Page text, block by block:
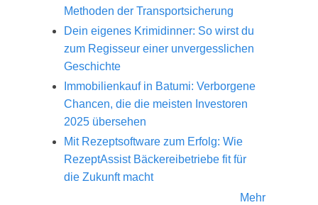
Methoden der Transportsicherung
Dein eigenes Krimidinner: So wirst du
zum Regisseur einer unvergesslichen
Geschichte
Immobilienkauf in Batumi: Verborgene
Chancen, die die meisten Investoren
2025 übersehen
Mit Rezeptsoftware zum Erfolg: Wie
RezeptAssist Bäckereibetriebe fit für
die Zukunft macht
Mehr